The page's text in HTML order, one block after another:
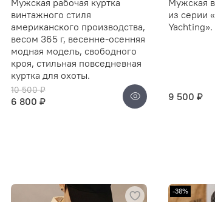
винтажного стиля
американского производства,
весом 365 г, весенне-осенняя
модная модель, свободного
кроя, стильная повседневная
куртка для охоты.
10 500 ₽
6 800 ₽
из серии
Yachting».
9 500 ₽
-38%